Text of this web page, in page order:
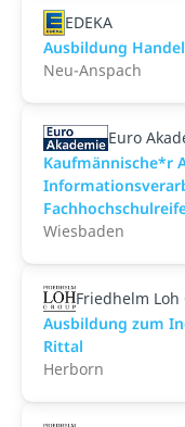
EDEKA
Ausbildung
Neu-Anspach
Euro
Kaufmännische*r
Wiesbaden
Friedhelm Loh
Ausbildung zum
Rittal
Herborn